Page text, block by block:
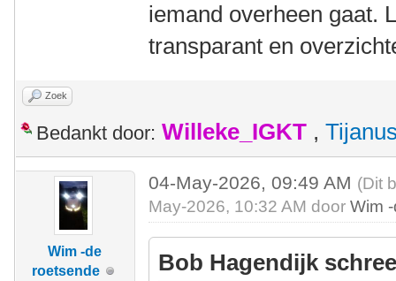
iemand overheen gaat.
transparant en
Zoek
Bedankt door: Willeke_IGKT ,
Wim -de
roetsende
04-May-2026, 09:49 AM (Dit
May-2026, 10:32 AM doorWim
Bob Hagendijk